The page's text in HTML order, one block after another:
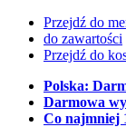
Przejdź do
do zawartości
Przejdź do
Polska:
Darmowa
Co najmniej